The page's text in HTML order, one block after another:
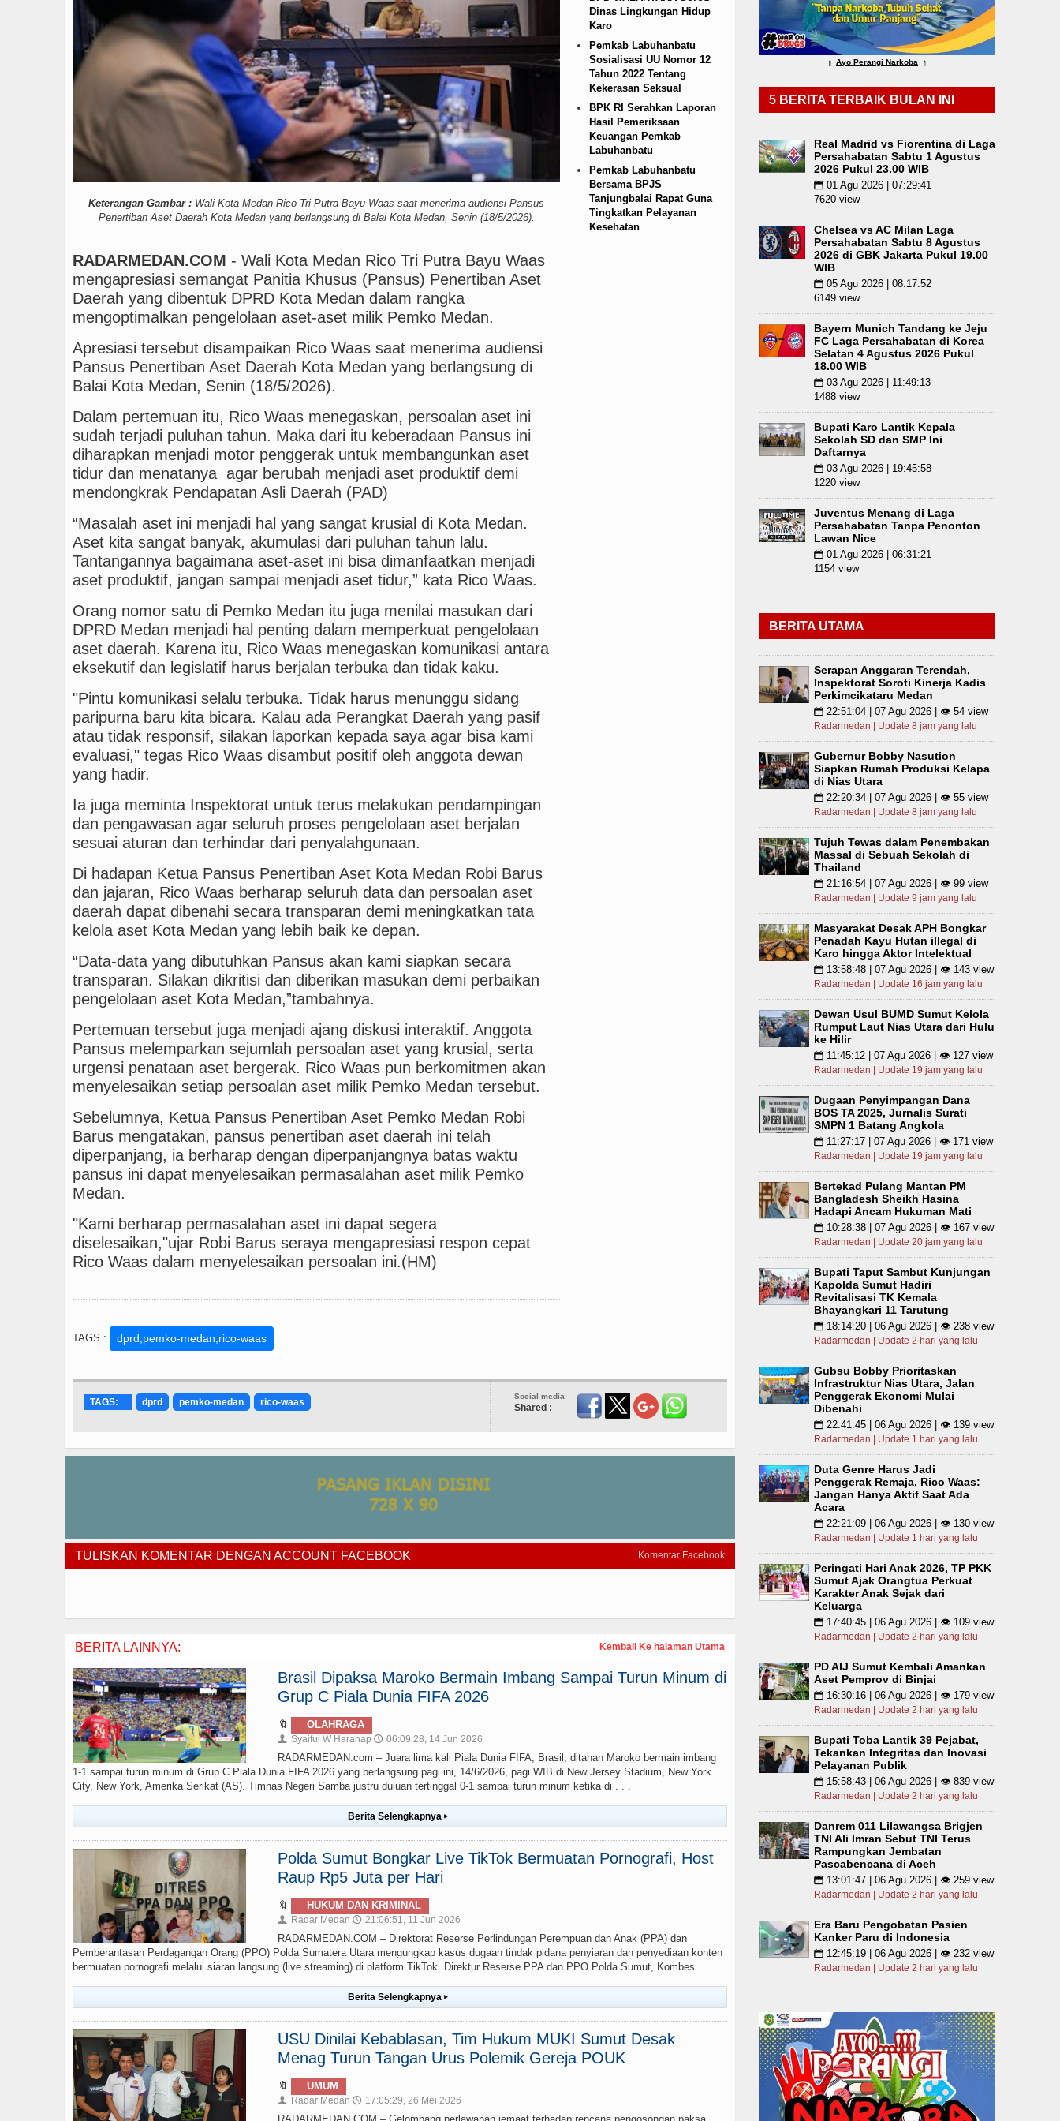
Tujuh Tewas dalam Penembakan Massal di Sebuah Sekolah di Thailand Bayern Munich Menang Tipis Atas Aston Villa Laga
Keterangan Gambar : Wali Kota Medan Rico Tri Putra Bayu Waas saat menerima audiensi Pansus
Penertiban Aset Daerah Kota Medan yang berlangsung di Balai Kota Medan, Senin (18/5/2026).
RADARMEDAN.COM - Wali Kota Medan Rico Tri Putra Bayu Waas
mengapresiasi semangat Panitia Khusus (Pansus) Penertiban Aset
Daerah yang dibentuk DPRD Kota Medan dalam rangka
mengoptimalkan pengelolaan aset-aset milik Pemko Medan.
Apresiasi tersebut disampaikan Rico Waas saat menerima audiensi
Pansus Penertiban Aset Daerah Kota Medan yang berlangsung di
Balai Kota Medan, Senin (18/5/2026).
Dalam pertemuan itu, Rico Waas menegaskan, persoalan aset ini
sudah terjadi puluhan tahun. Maka dari itu keberadaan Pansus ini
diharapkan menjadi motor penggerak untuk membangunkan aset
tidur dan menatanya agar berubah menjadi aset produktif demi
mendongkrak Pendapatan Asli Daerah (PAD)
“Masalah aset ini menjadi hal yang sangat krusial di Kota Medan.
Aset kita sangat banyak, akumulasi dari puluhan tahun lalu.
Tantangannya bagaimana aset-aset ini bisa dimanfaatkan menjadi
aset produktif, jangan sampai menjadi aset tidur,” kata Rico Waas.
Orang nomor satu di Pemko Medan itu juga menilai masukan dari
DPRD Medan menjadi hal penting dalam memperkuat pengelolaan
aset daerah. Karena itu, Rico Waas menegaskan komunikasi antara
eksekutif dan legislatif harus berjalan terbuka dan tidak kaku.
"Pintu komunikasi selalu terbuka. Tidak harus menunggu sidang
paripurna baru kita bicara. Kalau ada Perangkat Daerah yang pasif
atau tidak responsif, silakan laporkan kepada saya agar bisa kami
evaluasi," tegas Rico Waas disambut positif oleh anggota dewan
yang hadir.
Ia juga meminta Inspektorat untuk terus melakukan pendampingan
dan pengawasan agar seluruh proses pengelolaan aset berjalan
sesuai aturan dan terhindar dari penyalahgunaan.
Di hadapan Ketua Pansus Penertiban Aset Kota Medan Robi Barus
dan jajaran, Rico Waas berharap seluruh data dan persoalan aset
daerah dapat dibenahi secara transparan demi meningkatkan tata
kelola aset Kota Medan yang lebih baik ke depan.
“Data-data yang dibutuhkan Pansus akan kami siapkan secara
transparan. Silakan dikritisi dan diberikan masukan demi perbaikan
pengelolaan aset Kota Medan,”tambahnya.
Pertemuan tersebut juga menjadi ajang diskusi interaktif. Anggota
Pansus melemparkan sejumlah persoalan aset yang krusial, serta
urgensi penataan aset bergerak. Rico Waas pun berkomitmen akan
menyelesaikan setiap persoalan aset milik Pemko Medan tersebut.
Sebelumnya, Ketua Pansus Penertiban Aset Pemko Medan Robi
Barus mengatakan, pansus penertiban aset daerah ini telah
diperpanjang, ia berharap dengan diperpanjangnya batas waktu
pansus ini dapat menyelesaikan permasalahan aset milik Pemko
Medan.
"Kami berharap permasalahan aset ini dapat segera
diselesaikan,"ujar Robi Barus seraya mengapresiasi respon cepat
Rico Waas dalam menyelesaikan persoalan ini.(HM)
TAGS : dprd,pemko-medan,rico-waas
Dinas Lingkungan Hidup
Karo
Pemkab Labuhanbatu
Sosialisasi UU Nomor 12
Tahun 2022 Tentang
Kekerasan Seksual
BPK RI Serahkan Laporan
Hasil Pemeriksaan
Keuangan Pemkab
Labuhanbatu
Pemkab Labuhanbatu
Bersama BPJS
Tanjungbalai Rapat Guna
Tingkatkan Pelayanan
Kesehatan
Social media
Shared :
TAGS: dprd pemko-medan rico-waas
Komentar Facebook
TULISKAN KOMENTAR DENGAN ACCOUNT FACEBOOK
Kembali Ke halaman Utama
BERITA LAINNYA:
Brasil Dipaksa Maroko Bermain Imbang Sampai Turun Minum di
Grup C Piala Dunia FIFA 2026
🔖 OLAHRAGA
👤 Syaiful W Harahap 🕔 06:09:28, 14 Jun 2026
RADARMEDAN.com – Juara lima kali Piala Dunia FIFA, Brasil, ditahan Maroko bermain imbang
1-1 sampai turun minum di Grup C Piala Dunia FIFA 2026 yang berlangsung pagi ini, 14/6/2026, pagi WIB di New Jersey Stadium, New York
City, New York, Amerika Serikat (AS). Timnas Negeri Samba justru duluan tertinggal 0-1 sampai turun minum ketika di . . .
Berita Selengkapnya ▸
Polda Sumut Bongkar Live TikTok Bermuatan Pornografi, Host
Raup Rp5 Juta per Hari
🔖 HUKUM DAN KRIMINAL
👤 Radar Medan 🕔 21:06:51, 11 Jun 2026
RADARMEDAN.COM – Direktorat Reserse Perlindungan Perempuan dan Anak (PPA) dan
Pemberantasan Perdagangan Orang (PPO) Polda Sumatera Utara mengungkap kasus dugaan tindak pidana penyiaran dan penyediaan konten
bermuatan pornografi melalui siaran langsung (live streaming) di platform TikTok. Direktur Reserse PPA dan PPO Polda Sumut, Kombes . . .
Berita Selengkapnya ▸
USU Dinilai Kebablasan, Tim Hukum MUKI Sumut Desak
Menag Turun Tangan Urus Polemik Gereja POUK
🔖 UMUM
👤 Radar Medan 🕔 17:05:29, 26 Mei 2026
⇑ Ayo Perangi Narkoba ⇑
5 BERITA TERBAIK BULAN INI
Real Madrid vs Fiorentina di Laga
Persahabatan Sabtu 1 Agustus
2026 Pukul 23.00 WIB
📅 01 Agu 2026 | 07:29:41
7620 view
Chelsea vs AC Milan Laga
Persahabatan Sabtu 8 Agustus
2026 di GBK Jakarta Pukul 19.00
WIB
📅 05 Agu 2026 | 08:17:52
6149 view
Bayern Munich Tandang ke Jeju
FC Laga Persahabatan di Korea
Selatan 4 Agustus 2026 Pukul
18.00 WIB
📅 03 Agu 2026 | 11:49:13
1488 view
Bupati Karo Lantik Kepala
Sekolah SD dan SMP Ini
Daftarnya
📅 03 Agu 2026 | 19:45:58
1220 view
Juventus Menang di Laga
Persahabatan Tanpa Penonton
Lawan Nice
📅 01 Agu 2026 | 06:31:21
1154 view
BERITA UTAMA
Serapan Anggaran Terendah,
Inspektorat Soroti Kinerja Kadis
Perkimcikataru Medan
📅 22:51:04 | 07 Agu 2026 | 👁 54 view
Radarmedan | Update 8 jam yang lalu
Gubernur Bobby Nasution
Siapkan Rumah Produksi Kelapa
di Nias Utara
📅 22:20:34 | 07 Agu 2026 | 👁 55 view
Radarmedan | Update 8 jam yang lalu
Tujuh Tewas dalam Penembakan
Massal di Sebuah Sekolah di
Thailand
📅 21:16:54 | 07 Agu 2026 | 👁 99 view
Radarmedan | Update 9 jam yang lalu
Masyarakat Desak APH Bongkar
Penadah Kayu Hutan illegal di
Karo hingga Aktor Intelektual
📅 13:58:48 | 07 Agu 2026 | 👁 143 view
Radarmedan | Update 16 jam yang lalu
Dewan Usul BUMD Sumut Kelola
Rumput Laut Nias Utara dari Hulu
ke Hilir
📅 11:45:12 | 07 Agu 2026 | 👁 127 view
Radarmedan | Update 19 jam yang lalu
Dugaan Penyimpangan Dana
BOS TA 2025, Jurnalis Surati
SMPN 1 Batang Angkola
📅 11:27:17 | 07 Agu 2026 | 👁 171 view
Radarmedan | Update 19 jam yang lalu
Bertekad Pulang Mantan PM
Bangladesh Sheikh Hasina
Hadapi Ancam Hukuman Mati
📅 10:28:38 | 07 Agu 2026 | 👁 167 view
Radarmedan | Update 20 jam yang lalu
Bupati Taput Sambut Kunjungan
Kapolda Sumut Hadiri
Revitalisasi TK Kemala
Bhayangkari 11 Tarutung
📅 18:14:20 | 06 Agu 2026 | 👁 238 view
Radarmedan | Update 2 hari yang lalu
Gubsu Bobby Prioritaskan
Infrastruktur Nias Utara, Jalan
Penggerak Ekonomi Mulai
Dibenahi
📅 22:41:45 | 06 Agu 2026 | 👁 139 view
Radarmedan | Update 1 hari yang lalu
Duta Genre Harus Jadi
Penggerak Remaja, Rico Waas:
Jangan Hanya Aktif Saat Ada
Acara
📅 22:21:09 | 06 Agu 2026 | 👁 130 view
Radarmedan | Update 1 hari yang lalu
Peringati Hari Anak 2026, TP PKK
Sumut Ajak Orangtua Perkuat
Karakter Anak Sejak dari
Keluarga
📅 17:40:45 | 06 Agu 2026 | 👁 109 view
Radarmedan | Update 2 hari yang lalu
PD AIJ Sumut Kembali Amankan
Aset Pemprov di Binjai
📅 16:30:16 | 06 Agu 2026 | 👁 179 view
Radarmedan | Update 2 hari yang lalu
Bupati Toba Lantik 39 Pejabat,
Tekankan Integritas dan Inovasi
Pelayanan Publik
📅 15:58:43 | 06 Agu 2026 | 👁 839 view
Radarmedan | Update 2 hari yang lalu
Danrem 011 Lilawangsa Brigjen
TNI Ali Imran Sebut TNI Terus
Rampungkan Jembatan
Pascabencana di Aceh
📅 13:01:47 | 06 Agu 2026 | 👁 259 view
Radarmedan | Update 2 hari yang lalu
Era Baru Pengobatan Pasien
Kanker Paru di Indonesia
📅 12:45:19 | 06 Agu 2026 | 👁 232 view
Radarmedan | Update 2 hari yang lalu